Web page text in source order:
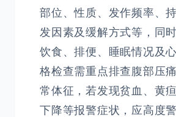
部位、性质、发作频率、
发因素及缓解方式等，同
饮食、排便、睡眠情况及
格检查需重点排查腹部压
常体征，若发现贫血、黄
下降等报警症状，应高度